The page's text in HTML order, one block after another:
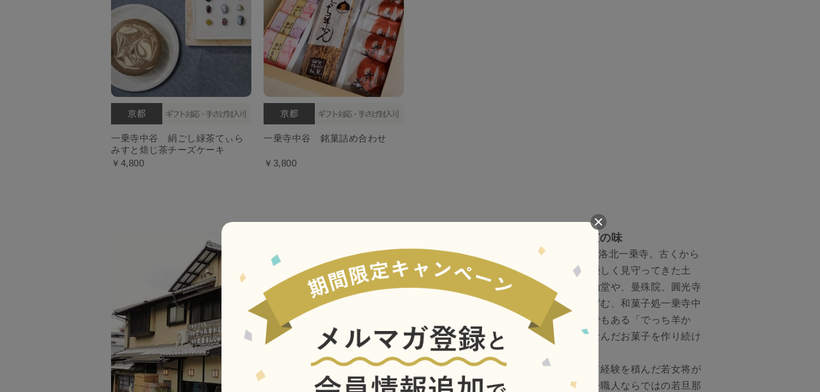
一乗寺中谷 絹ごし緑茶てぃら
みすと焙じ茶チーズケーキ
￥4,800
一乗寺中谷 銘菓詰め合わせ
￥3,800
和と洋の融合で生まれた、新しい京の味
宮本武蔵の下り松の決闘で有名な京都洛北一乗寺。古くから
比叡山延暦寺へと続く参道で、旅人を優しく見守ってきた土
地。鹿おどしが響く庭園で知られる詩仙堂や、曼殊院、圓光寺
など、見所が多く集まるエリアにたたずむ、和菓子処一乗寺中
谷。三代にわたり、一乗寺の郷土銘菓でもある「でっち羊か
ん」をはじめとして、数々の郷土にちなんだお菓子を作り続け
ている和菓子の老舗です。
伝統的な和菓子の他、パティシエとして経験を積んだ若女将が
手掛ける華やかな洋菓子も人気。和菓子職人ならではの若旦那